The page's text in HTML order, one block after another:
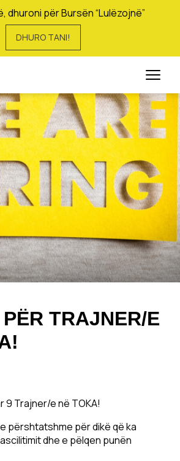
dhuroni për Bursën “Lulëzojnë”
DHURO TANI!
TRAJNER/E
9 Trajner/e në TOKA!
përshtatshme për dikë që ka
dhe e pëlqen punën